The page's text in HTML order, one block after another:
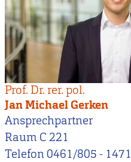
Prof. Dr. rer. pol.
Jan Michael Gerken
Ansprechpartner
Raum C 221
Telefon 0461/805 - 1471